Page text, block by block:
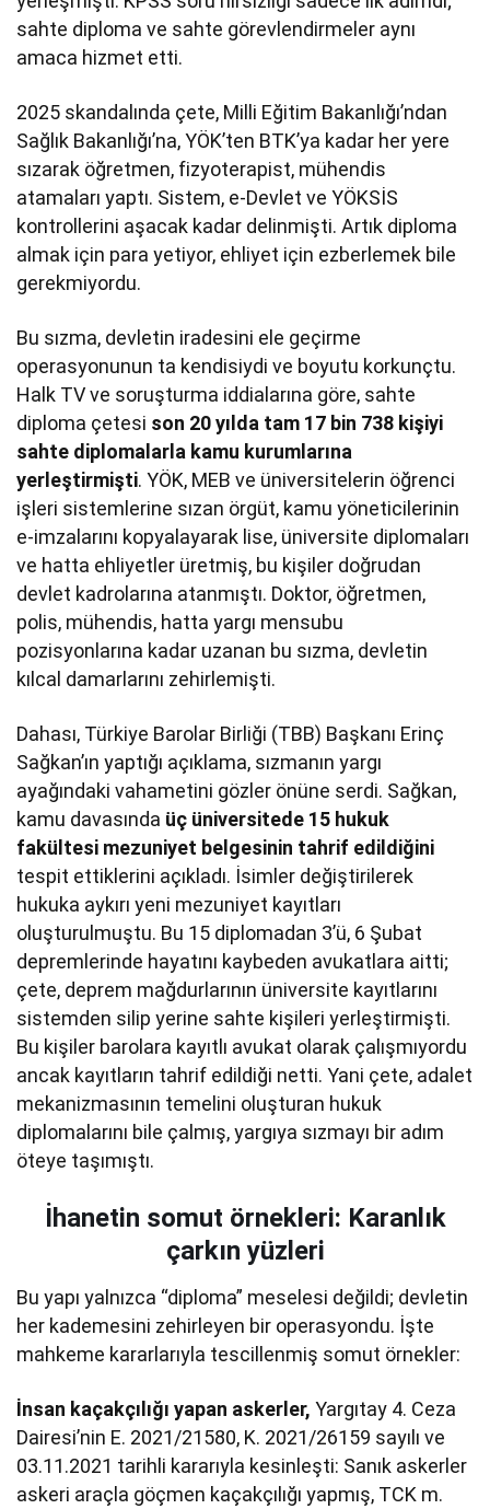
sahte diploma ve sahte görevlendirmeler aynı
amaca hizmet etti.
2025 skandalında çete, Milli Eğitim Bakanlığı’ndan
Sağlık Bakanlığı’na, YÖK’ten BTK’ya kadar her yere
sızarak öğretmen, fizyoterapist, mühendis
atamaları yaptı. Sistem, e-Devlet ve YÖKSİS
kontrollerini aşacak kadar delinmişti. Artık diploma
almak için para yetiyor, ehliyet için ezberlemek bile
gerekmiyordu.
Bu sızma, devletin iradesini ele geçirme
operasyonunun ta kendisiydi ve boyutu korkunçtu.
Halk TV ve soruşturma iddialarına göre, sahte
diploma çetesi son 20 yılda tam 17 bin 738 kişiyi
sahte diplomalarla kamu kurumlarına
yerleştirmişti. YÖK, MEB ve üniversitelerin öğrenci
işleri sistemlerine sızan örgüt, kamu yöneticilerinin
e-imzalarını kopyalayarak lise, üniversite diplomaları
ve hatta ehliyetler üretmiş, bu kişiler doğrudan
devlet kadrolarına atanmıştı. Doktor, öğretmen,
polis, mühendis, hatta yargı mensubu
pozisyonlarına kadar uzanan bu sızma, devletin
kılcal damarlarını zehirlemişti.
Dahası, Türkiye Barolar Birliği (TBB) Başkanı Erinç
Sağkan’ın yaptığı açıklama, sızmanın yargı
ayağındaki vahametini gözler önüne serdi. Sağkan,
kamu davasında üç üniversitede 15 hukuk
fakültesi mezuniyet belgesinin tahrif edildiğini
tespit ettiklerini açıkladı. İsimler değiştirilerek
hukuka aykırı yeni mezuniyet kayıtları
oluşturulmuştu. Bu 15 diplomadan 3’ü, 6 Şubat
depremlerinde hayatını kaybeden avukatlara aitti;
çete, deprem mağdurlarının üniversite kayıtlarını
sistemden silip yerine sahte kişileri yerleştirmişti.
Bu kişiler barolara kayıtlı avukat olarak çalışmıyordu
ancak kayıtların tahrif edildiği netti. Yani çete, adalet
mekanizmasının temelini oluşturan hukuk
diplomalarını bile çalmış, yargıya sızmayı bir adım
öteye taşımıştı.
İhanetin somut örnekleri: Karanlık
çarkın yüzleri
Bu yapı yalnızca “diploma” meselesi değildi; devletin
her kademesini zehirleyen bir operasyondu. İşte
mahkeme kararlarıyla tescillenmiş somut örnekler:
İnsan kaçakçılığı yapan askerler, Yargıtay 4. Ceza
Dairesi’nin E. 2021/21580, K. 2021/26159 sayılı ve
03.11.2021 tarihli kararıyla kesinleşti: Sanık askerler
askeri araçla göçmen kaçakçılığı yapmış, TCK m.